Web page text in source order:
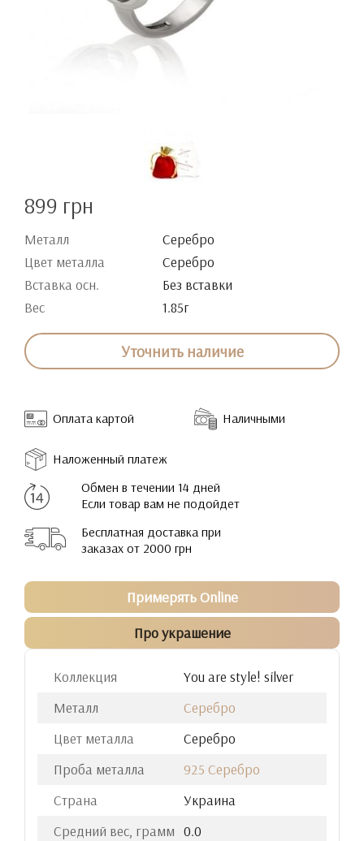
899 грн
Металл
Серебро
Цвет металла
Серебро
Вставка осн.
Без вставки
Вес
1.85г
Уточнить наличие
Оплата картой Наличными
Наложенный платеж
Обмен в течении 14 дней
Если товар вам не подойдет
Бесплатная доставка при
заказах от 2000 грн
Примерять Online
Про украшение
Коллекция
You are style! silver
Металл
Серебро
Цвет металла
Серебро
Проба металла
925 Серебро
Страна
Украина
Средний вес, грамм 0.0